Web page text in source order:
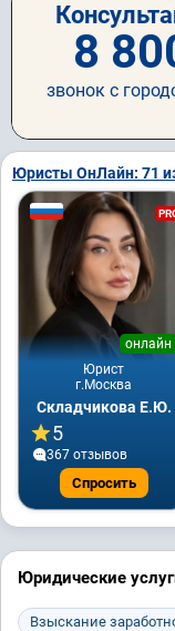
8
звонок с
Юристы ОнЛайн: 71
Юрист
онлайн
г.Москва
Складчикова Е.Ю.
5
367 отзывов
Спросить
Юридические
Взыскание